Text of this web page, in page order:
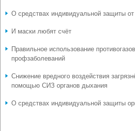
О средствах индивидуальной защиты
И маски любят счёт
Правильное использование
профзаболеваний
Снижение вредного воздействия
помощью СИЗ органов дыхания
О средствах индивидуальной защиты